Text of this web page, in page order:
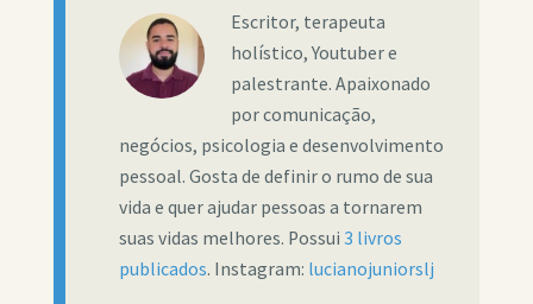
Escritor, terapeuta
holístico, Youtuber e
palestrante. Apaixonado
por comunicação,
negócios, psicologia e desenvolvimento
pessoal. Gosta de definir o rumo de sua
vida e quer ajudar pessoas a tornarem
suas vidas melhores. Possui 3 livros
publicados. Instagram: lucianojuniorslj